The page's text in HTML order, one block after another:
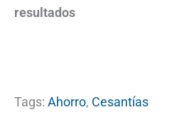
resultados
Tags: Ahorro, Cesantías